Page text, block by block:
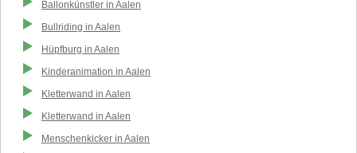
Ballonkünstler in Aalen
Bullriding in Aalen
Hüpfburg in Aalen
Kinderanimation in Aalen
Kletterwand in Aalen
Kletterwand in Aalen
Menschenkicker in Aalen